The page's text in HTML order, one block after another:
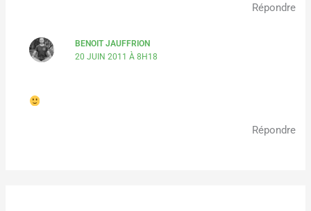
Répondre
BENOIT JAUFFRION
20 JUIN 2011 À 8H18
Répondre